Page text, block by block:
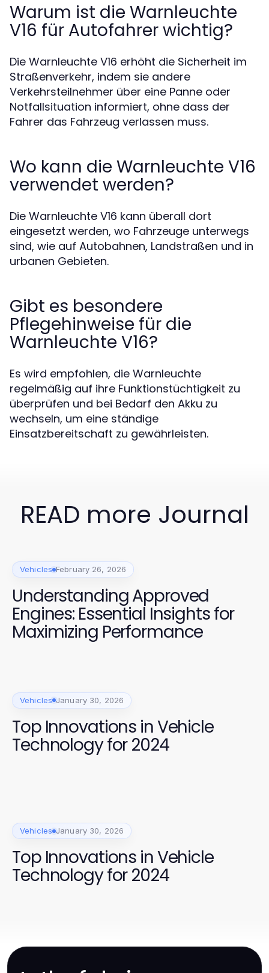
Warum ist die Warnleuchte
V16 für Autofahrer wichtig?
Die Warnleuchte V16 erhöht die Sicherheit im
Straßenverkehr, indem sie andere
Verkehrsteilnehmer über eine Panne oder
Notfallsituation informiert, ohne dass der
Fahrer das Fahrzeug verlassen muss.
Wo kann die Warnleuchte V16
verwendet werden?
Die Warnleuchte V16 kann überall dort
eingesetzt werden, wo Fahrzeuge unterwegs
sind, wie auf Autobahnen, Landstraßen und in
urbanen Gebieten.
Gibt es besondere
Pflegehinweise für die
Warnleuchte V16?
Es wird empfohlen, die Warnleuchte
regelmäßig auf ihre Funktionstüchtigkeit zu
überprüfen und bei Bedarf den Akku zu
wechseln, um eine ständige
Einsatzbereitschaft zu gewährleisten.
READ more Journal
Vehicles February 26, 2026
Understanding Approved
Engines: Essential Insights for
Maximizing Performance
Vehicles January 30, 2026
Top Innovations in Vehicle
Technology for 2024
Vehicles January 30, 2026
Top Innovations in Vehicle
Technology for 2024